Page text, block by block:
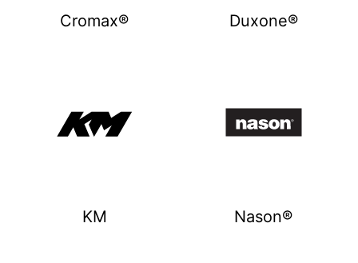
Cromax® Duxone®
KM Nason®